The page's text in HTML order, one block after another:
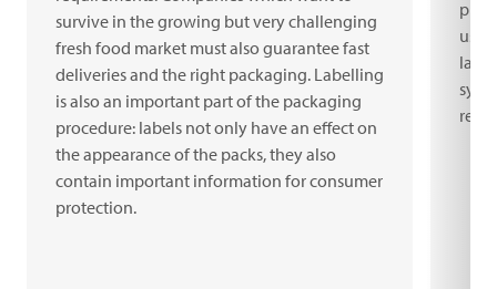
survive in the growing but very challenging
fresh food market must also guarantee fast
deliveries and the right packaging. Labelling
is also an important part of the packaging
procedure: labels not only have an effect on
the appearance of the packs, they also
contain important information for consumer
protection.
use